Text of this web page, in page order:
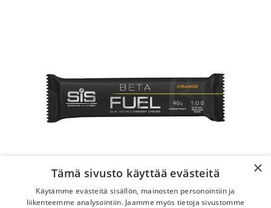
×
Tämä sivusto käyttää evästeitä
Käytämme evästeitä sisällön, mainosten personointiin ja
liikenteemme analysointiin. Jaamme myös tietoja sivustomme